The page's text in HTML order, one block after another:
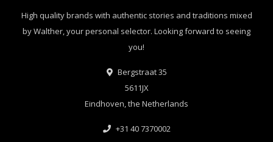
High quality brands with authentic stories and traditions mixed
by Walther, your personal selector. Looking forward to seeing
you!
Bergstraat 35
5611JX
Eindhoven, the Netherlands
+31 40 7370002